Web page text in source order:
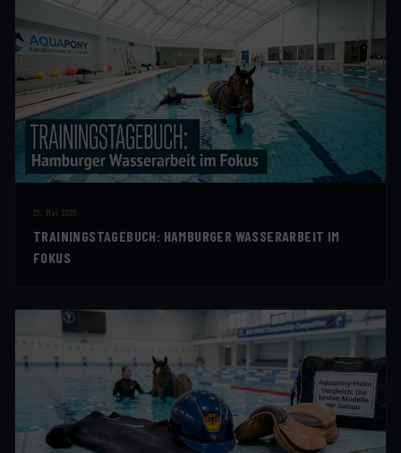
26. Mai 2026
TRAININGSTAGEBUCH: HAMBURGER WASSERARBEIT IM
FOKUS